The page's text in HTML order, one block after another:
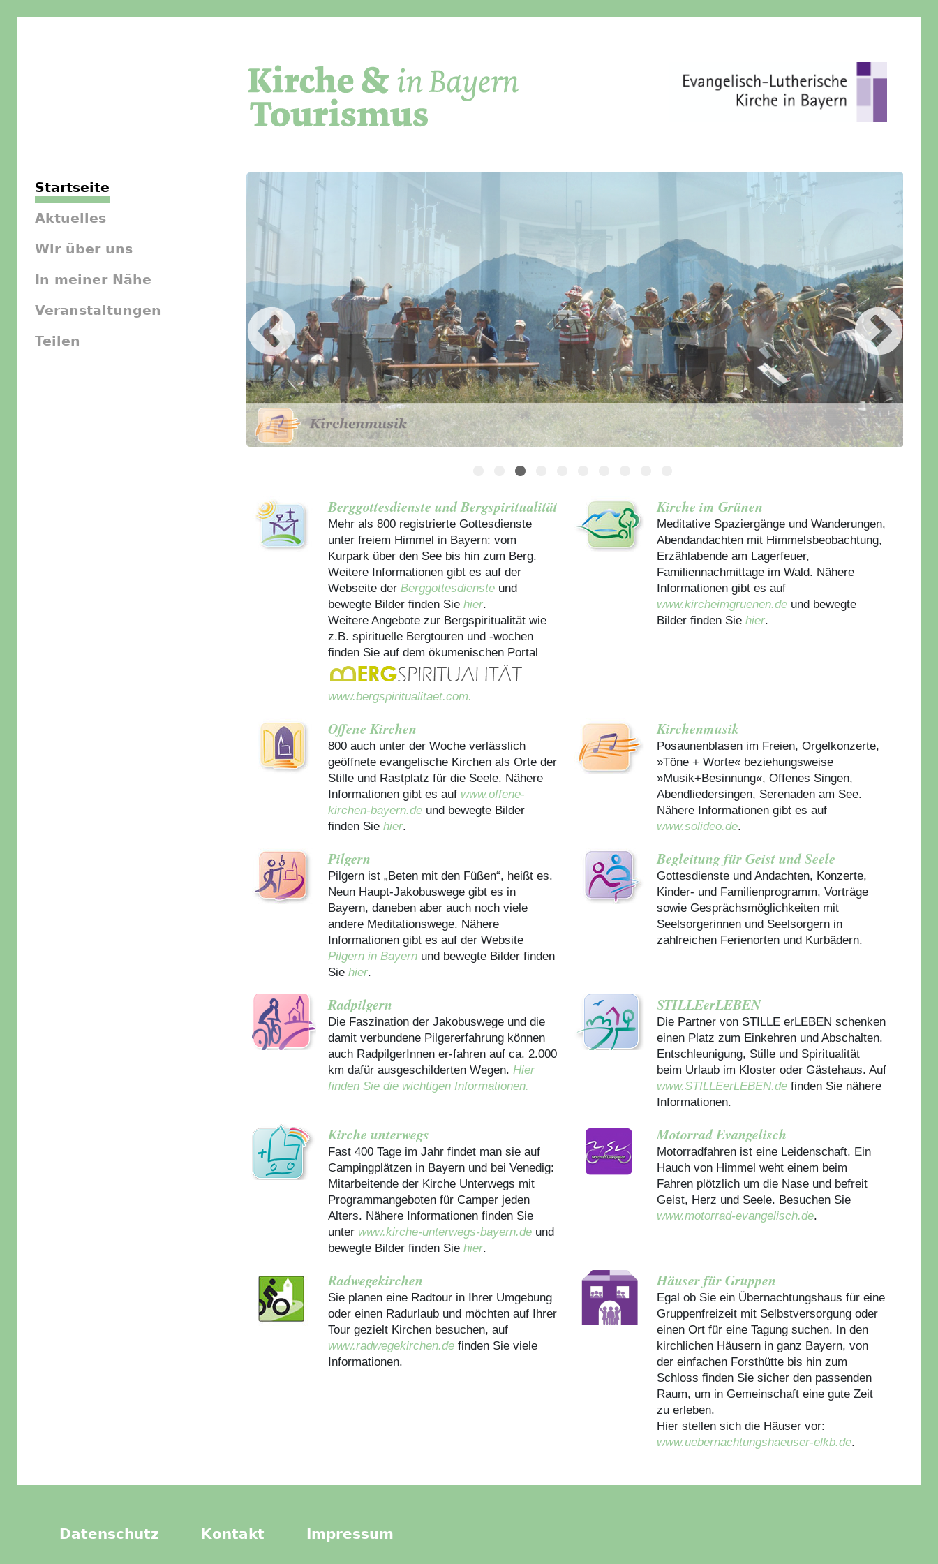
Startseite
Aktuelles
Wir über uns
In meiner Nähe
Veranstaltungen
Teilen
Slider Icon
Bild
Häuser für Gruppen
Berggottesdienste und Bergspiritualität
Mehr als 800 registrierte Gottesdienste
unter freiem Himmel in Bayern: vom
Kurpark über den See bis hin zum Berg.
Weitere Informationen gibt es auf der
Webseite der Berggottesdienste und
bewegte Bilder finden Sie hier.
Weitere Angebote zur Bergspiritualität wie
z.B. spirituelle Bergtouren und -wochen
finden Sie auf dem ökumenischen Portal
www.bergspiritualitaet.com.
Kirche im Grünen
Meditative Spaziergänge und Wanderungen,
Abendandachten mit Himmelsbeobachtung,
Erzählabende am Lagerfeuer,
Familiennachmittage im Wald. Nähere
Informationen gibt es auf
www.kircheimgruenen.deund bewegte
Bilder finden Siehier.
Offene Kirchen
800 auch unter der Woche verlässlich
geöffnete evangelische Kirchen als Orte der
Stille und Rastplatz für die Seele. Nähere
Informationen gibt es auf www.offene-
kirchen-bayern.de und bewegte Bilder
finden Sie hier.
Kirchenmusik
Posaunenblasen im Freien, Orgelkonzerte,
»Töne + Worte« beziehungsweise
»Musik+Besinnung«, Offenes Singen,
Abendliedersingen, Serenaden am See.
Nähere Informationen gibt es auf
www.solideo.de.
Pilgern
Pilgern ist „Beten mit den Füßen“, heißt es.
Neun Haupt-Jakobuswege gibt es in
Bayern, daneben aber auch noch viele
andere Meditationswege. Nähere
Informationen gibt es auf der Website
Pilgern in Bayern und bewegte Bilder finden
Sie hier.
Begleitung für Geist und Seele
Gottesdienste und Andachten, Konzerte,
Kinder- und Familienprogramm, Vorträge
sowie Gesprächsmöglichkeiten mit
Seelsorgerinnen und Seelsorgern in
zahlreichen Ferienorten und Kurbädern.
Radpilgern
Die Faszination der Jakobuswege und die
damit verbundene Pilgererfahrung können
auch RadpilgerInnen er-fahren auf ca. 2.000
km dafür ausgeschilderten Wegen. Hier
finden Sie die wichtigen Informationen.
STILLEerLEBEN
Die Partner von STILLE erLEBEN schenken
einen Platz zum Einkehren und Abschalten.
Entschleunigung, Stille und Spiritualität
beim Urlaub im Kloster oder Gästehaus. Auf
www.STILLEerLEBEN.definden Sie nähere
Informationen.
Kirche unterwegs
Fast 400 Tage im Jahr findet man sie auf
Campingplätzen in Bayern und bei Venedig:
Mitarbeitende der Kirche Unterwegs mit
Programmangeboten für Camper jeden
Alters. Nähere Informationen finden Sie
unter www.kirche-unterwegs-bayern.de und
bewegte Bilder finden Sie hier.
Motorrad Evangelisch
Motorradfahren ist eine Leidenschaft. Ein
Hauch von Himmel weht einem beim
Fahren plötzlich um die Nase und befreit
Geist, Herz und Seele. Besuchen Sie
www.motorrad-evangelisch.de.
Radwegekirchen
Sie planen eine Radtour in Ihrer Umgebung
oder einen Radurlaub und möchten auf Ihrer
Tour gezielt Kirchen besuchen, auf
www.radwegekirchen.de finden Sie viele
Informationen.
Häuser für Gruppen
Egal ob Sie ein Übernachtungshaus für eine
Gruppenfreizeit mit Selbstversorgung oder
einen Ort für eine Tagung suchen. In den
kirchlichen Häusern in ganz Bayern, von
der einfachen Forsthütte bis hin zum
Schloss finden Sie sicher den passenden
Raum, um in Gemeinschaft eine gute Zeit
zu erleben.
Hier stellen sich die Häuser vor:
www.uebernachtungshaeuser-elkb.de.
Datenschutz Kontakt Impressum